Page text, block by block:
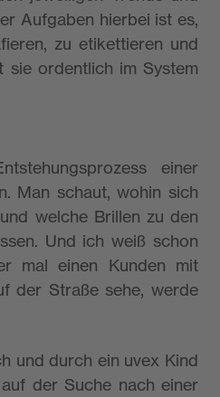
Aufgaben hierbei ist es,
zu etikettieren und
sie ordentlich im System
einer
Man schaut, wohin sich
welche Brillen zu den
Und ich weiß schon
mal einen Kunden mit
der Straße sehe, werde
und durch ein uvex Kind
der Suche nach einer